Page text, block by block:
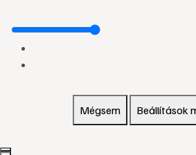
Mégsem Beállítások